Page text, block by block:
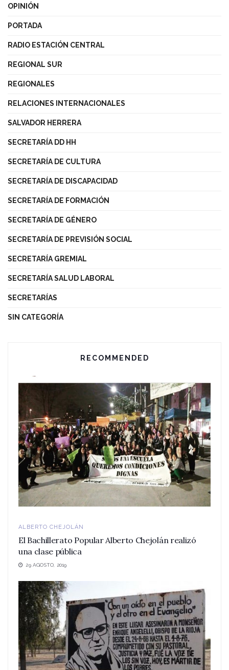
OPINIÓN
PORTADA
RADIO ESTACIÓN CENTRAL
REGIONAL SUR
REGIONALES
RELACIONES INTERNACIONALES
SALVADOR HERRERA
SECRETARÍA DD HH
SECRETARÍA DE CULTURA
SECRETARÍA DE DISCAPACIDAD
SECRETARÍA DE FORMACIÓN
SECRETARÍA DE GÉNERO
SECRETARÍA DE PREVISIÓN SOCIAL
SECRETARÍA GREMIAL
SECRETARÍA SALUD LABORAL
SECRETARÍAS
SIN CATEGORÍA
RECOMMENDED
ALBERTO CHEJOLÁN
El Bachillerato Popular Alberto Chejolán realizó
una clase pública
29 AGOSTO, 2019